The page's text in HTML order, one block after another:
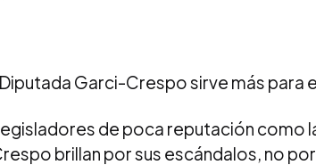
Garci-Crespo sirve más para
de poca reputación como
brillan por sus escándalos, no